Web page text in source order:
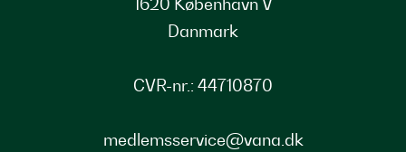
1620 København V
Danmark
CVR-nr.: 44710870
medlemsservice@vana.dk